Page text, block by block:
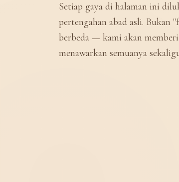
Setiap gaya di halaman ini
pertengahan abad asli. Bukan
berbeda — kami akan
menawarkan semuanya